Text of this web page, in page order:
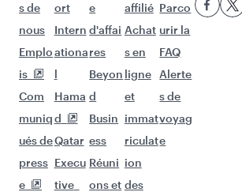
s de
nous
Emplo
is
Com
muniq
ués de
press
e
ort
Intern
ationa
l
Hama
d
Qatar
Execu
tive
e
d'affai
res
Beyon
d
Busin
ess
Réuni
ons et
affilié
Achat
s en
ligne
et
immat
riculat
ion
des
Parco
urir la
FAQ
Alerte
s de
voyag
e